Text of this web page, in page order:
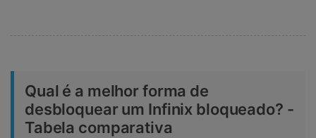
Qual é a melhor forma de
desbloquear um Infinix bloqueado? -
Tabela comparativa